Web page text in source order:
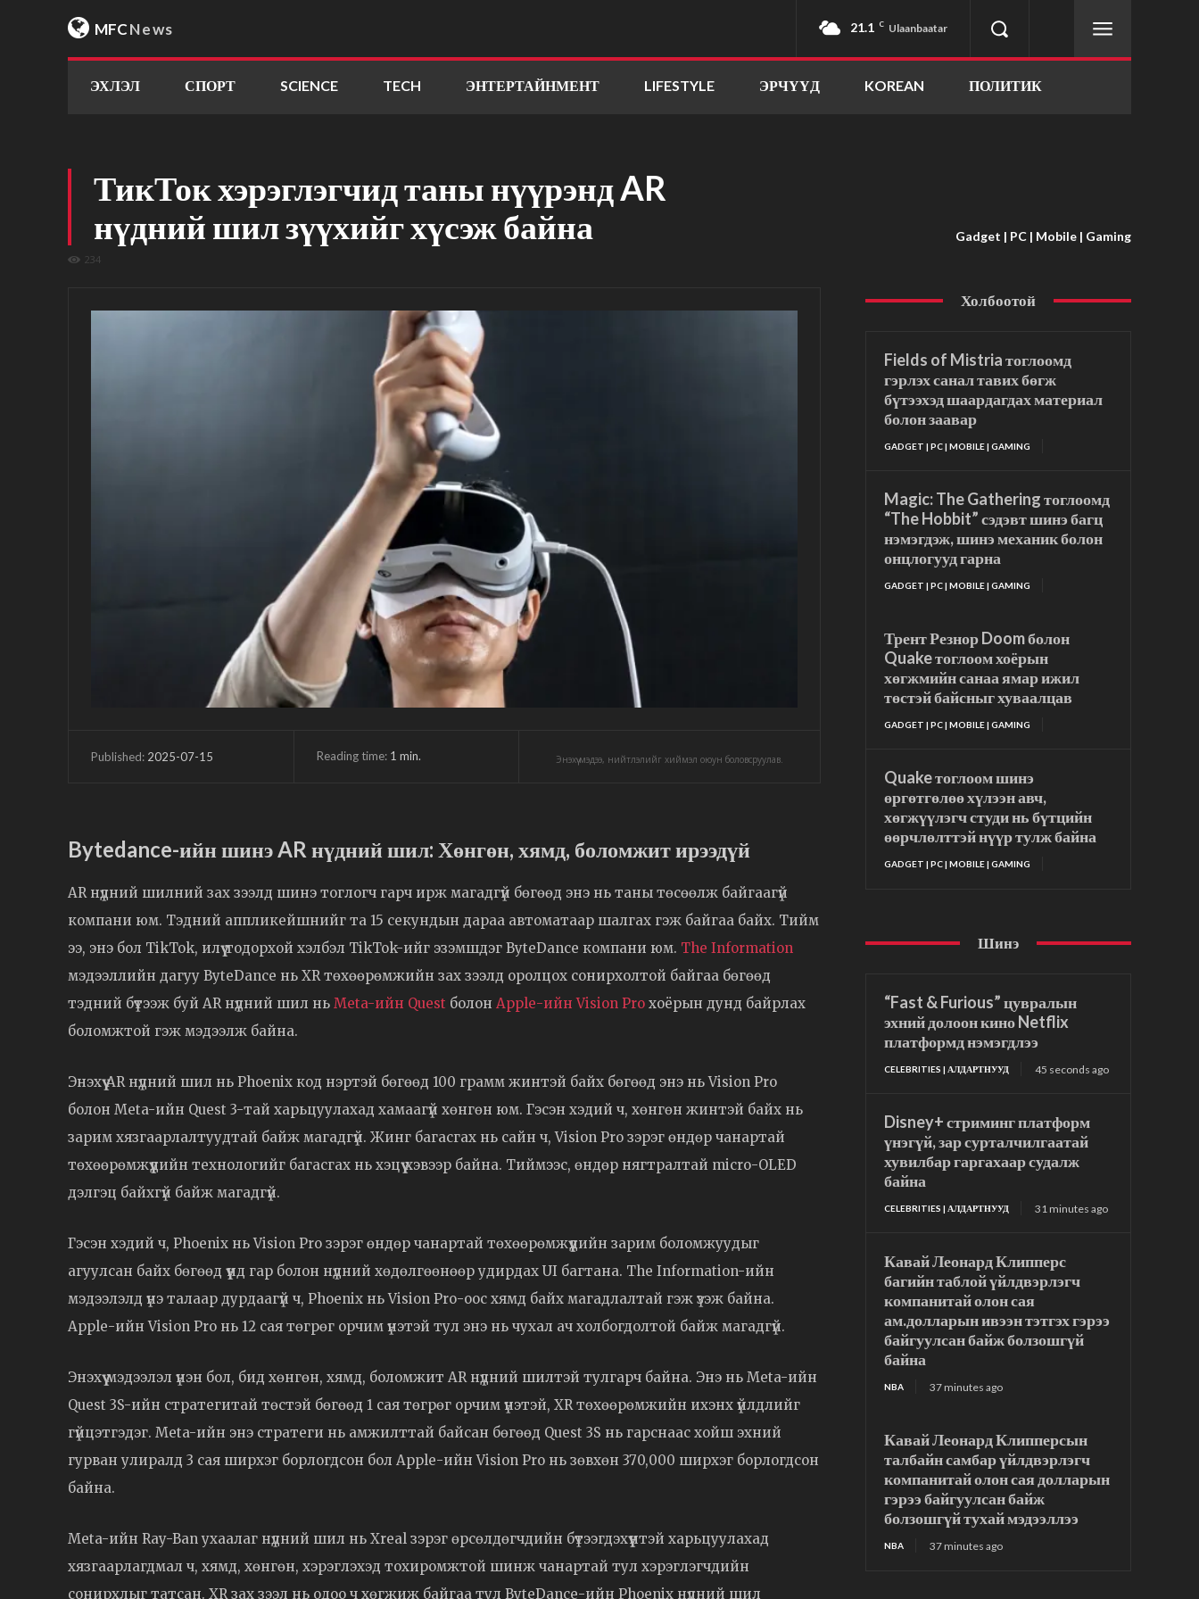
MFCNews 21.1 C Ulaanbaatar
ЭХЛЭЛ СПОРТ SCIENCE TECH ЭНТЕРТАЙНМЕНТ LIFESTYLE ЭРЧҮҮД KOREAN ПОЛИТИК
ТикТок хэрэглэгчид таны нүүрэнд AR
нүдний шил зүүхийг хүсэж байна
234
Gadget | PC | Mobile | Gaming
Published: 2025-07-15 Reading time: 1 min. Энэхүү мэдээ, нийтлэлийг хиймэл оюун боловсруулав.
Bytedance-ийн шинэ AR нүдний шил: Хөнгөн, хямд, боломжит ирээдүй
AR нүдний шилний зах зээлд шинэ тоглогч гарч ирж магадгүй бөгөөд энэ нь таны төсөөлж байгаагүй
компани юм. Тэдний аппликейшнийг та 15 секундын дараа автоматаар шалгах гэж байгаа байх. Тийм
ээ, энэ бол TikTok, илүү тодорхой хэлбэл TikTok-ийг эзэмшдэг ByteDance компани юм. The Information
мэдээллийн дагуу ByteDance нь XR төхөөрөмжийн зах зээлд оролцох сонирхолтой байгаа бөгөөд
тэдний бүтээж буй AR нүдний шил нь Meta-ийн Quest болон Apple-ийн Vision Pro хоёрын дунд байрлах
боломжтой гэж мэдээлж байна.
Энэхүү AR нүдний шил нь Phoenix код нэртэй бөгөөд 100 грамм жинтэй байх бөгөөд энэ нь Vision Pro
болон Meta-ийн Quest 3-тай харьцуулахад хамаагүй хөнгөн юм. Гэсэн хэдий ч, хөнгөн жинтэй байх нь
зарим хязгаарлалтуудтай байж магадгүй. Жинг багасгах нь сайн ч, Vision Pro зэрэг өндөр чанартай
төхөөрөмжүүдийн технологийг багасгах нь хэцүү хэвээр байна. Тиймээс, өндөр нягтралтай micro-OLED
дэлгэц байхгүй байж магадгүй.
Гэсэн хэдий ч, Phoenix нь Vision Pro зэрэг өндөр чанартай төхөөрөмжүүдийн зарим боломжуудыг
агуулсан байх бөгөөд үүнд гар болон нүдний хөдөлгөөнөөр удирдах UI багтана. The Information-ийн
мэдээлэлд үнэ талаар дурдаагүй ч, Phoenix нь Vision Pro-оос хямд байх магадлалтай гэж үзэж байна.
Apple-ийн Vision Pro нь 12 сая төгрөг орчим үнэтэй тул энэ нь чухал ач холбогдолтой байж магадгүй.
Энэхүү мэдээлэл үнэн бол, бид хөнгөн, хямд, боломжит AR нүдний шилтэй тулгарч байна. Энэ нь Meta-ийн
Quest 3S-ийн стратегитай төстэй бөгөөд 1 сая төгрөг орчим үнэтэй, XR төхөөрөмжийн ихэнх үйлдлийг
гүйцэтгэдэг. Meta-ийн энэ стратеги нь амжилттай байсан бөгөөд Quest 3S нь гарснаас хойш эхний
гурван улиралд 3 сая ширхэг борлогдсон бол Apple-ийн Vision Pro нь зөвхөн 370,000 ширхэг борлогдсон
байна.
Meta-ийн Ray-Ban ухаалаг нүдний шил нь Xreal зэрэг өрсөлдөгчдийн бүтээгдэхүүнтэй харьцуулахад
хязгаарлагдмал ч, хямд, хөнгөн, хэрэглэхэд тохиромжтой шинж чанартай тул хэрэглэгчдийн
сонирхлыг татсан. XR зах зээл нь одоо ч хөгжиж байгаа тул ByteDance-ийн Phoenix нүдний шил
Холбоотой
Fields of Mistria тоглоомд
гэрлэх санал тавих бөгж
бүтээхэд шаардагдах материал
болон заавар
GADGET | PC | MOBILE | GAMING
Magic: The Gathering тоглоомд
“The Hobbit” сэдэвт шинэ багц
нэмэгдэж, шинэ механик болон
онцлогууд гарна
GADGET | PC | MOBILE | GAMING
Трент Резнор Doom болон
Quake тоглоом хоёрын
хөгжмийн санаа ямар ижил
төстэй байсныг хуваалцав
GADGET | PC | MOBILE | GAMING
Quake тоглоом шинэ
өргөтгөлөө хүлээн авч,
хөгжүүлэгч студи нь бүтцийн
өөрчлөлттэй нүүр тулж байна
GADGET | PC | MOBILE | GAMING
Шинэ
“Fast & Furious” цувралын
эхний долоон кино Netflix
платформд нэмэгдлээ
CELEBRITIES | АЛДАРТНУУД 45 seconds ago
Disney+ стриминг платформ
үнэгүй, зар сурталчилгаатай
хувилбар гаргахаар судалж
байна
CELEBRITIES | АЛДАРТНУУД 31 minutes ago
Кавай Леонард Клипперс
багийн таблой үйлдвэрлэгч
компанитай олон сая
ам.долларын ивээн тэтгэх гэрээ
байгуулсан байж болзошгүй
байна
NBA 37 minutes ago
Кавай Леонард Клипперсын
талбайн самбар үйлдвэрлэгч
компанитай олон сая долларын
гэрээ байгуулсан байж
болзошгүй тухай мэдээллээ
NBA 37 minutes ago